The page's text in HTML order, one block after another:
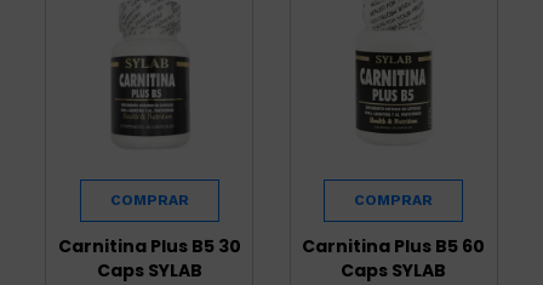
Carnitina Plus B5 30
Caps SYLAB
Carnitina Plus B5 60
Caps SYLAB